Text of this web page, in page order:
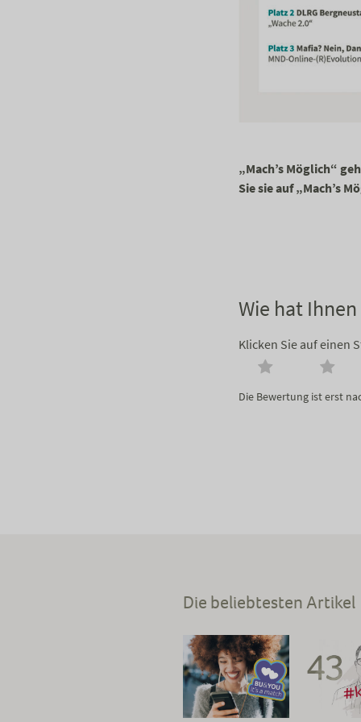
„Mach’s Möglich“
Sie sie auf „Mach’s
Wie hat
Klicken Sie auf einen
Die Bewertung ist erst
Die beliebtesten Artikel